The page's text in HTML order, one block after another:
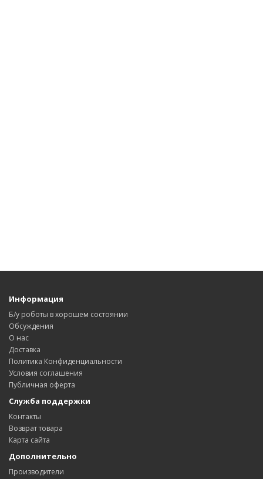
Информация
Б/у роботы в хорошем состоянии
Обсуждения
О нас
Доставка
Политика Конфиденциальности
Условия соглашения
Публичная оферта
Служба поддержки
Контакты
Возврат товара
Карта сайта
Дополнительно
Производители